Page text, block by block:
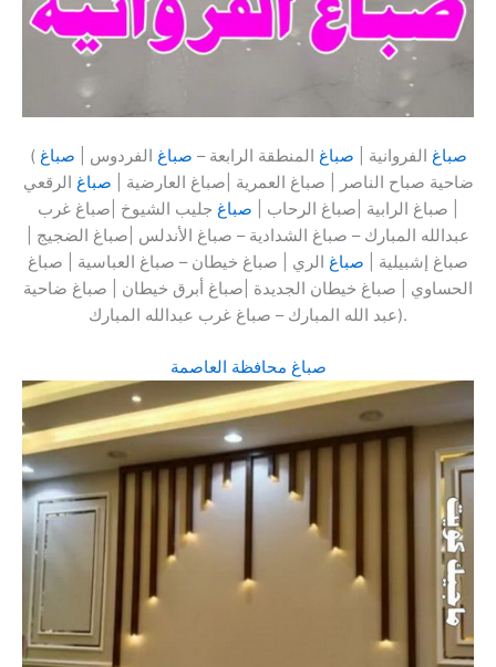
( صباغ الفروانية | صباغ المنطقة الرابعة – صباغ الفردوس | صباغ
ضاحية صباح الناصر | صباغ العمرية |صباغ العارضية | صباغ الرقعي
| صباغ الرابية |صباغ الرحاب | صباغ جليب الشيوخ |صباغ غرب
عبدالله المبارك – صباغ الشدادية – صباغ الأندلس |صباغ الضجيج |
صباغ إشبيلية | صباغ الري | صباغ خيطان – صباغ العباسية | صباغ
الحساوي | صباغ خيطان الجديدة |صباغ أبرق خيطان | صباغ ضاحية
عبد الله المبارك – صباغ غرب عبدالله المبارك).
صباغ محافظة العاصمة